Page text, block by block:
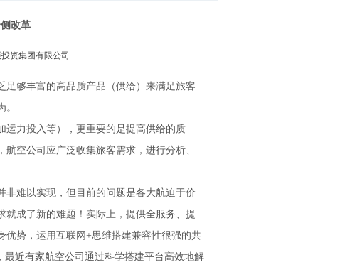
改革
资集团有限公司
足够丰富的高品质产品（供给）来满足旅客
运力投入等），更重要的是提高供给的质
空公司应广泛收集旅客需求，进行分析、
难以实现，但目前的问题是各大航迫于价
成了新的难题！实际上，提供全服务、提
优势，运用互联网+思维搭建兼容性很强的共
近有家航空公司通过科学搭建平台高效地解